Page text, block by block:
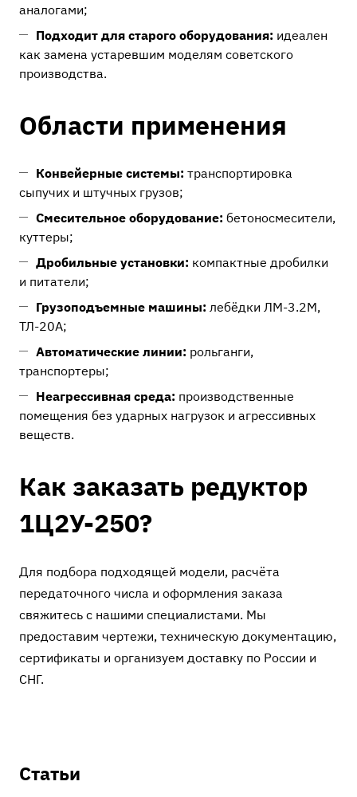
аналогами;
Подходит для старого оборудования: идеален
как замена устаревшим моделям советского
производства.
Области применения
Конвейерные системы: транспортировка
сыпучих и штучных грузов;
Смесительное оборудование: бетоносмесители,
куттеры;
Дробильные установки: компактные дробилки
и питатели;
Грузоподъемные машины: лебёдки ЛМ-3.2М,
ТЛ-20А;
Автоматические линии: рольганги,
транспортеры;
Неагрессивная среда: производственные
помещения без ударных нагрузок и агрессивных
веществ.
Как заказать редуктор
1Ц2У-250?
Для подбора подходящей модели, расчёта
передаточного числа и оформления заказа
свяжитесь с нашими специалистами. Мы
предоставим чертежи, техническую документацию,
сертификаты и организуем доставку по России и
СНГ.
Статьи